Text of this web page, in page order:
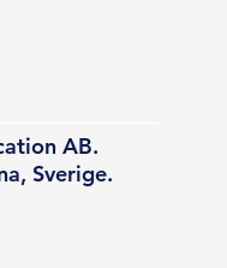
AB.
Sverige.